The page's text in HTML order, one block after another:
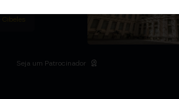
Cibeles
Seja um Patrocinador